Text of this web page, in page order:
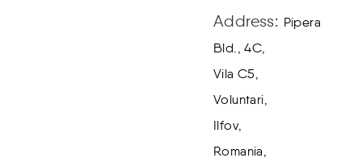
Address: Pipera
Bld., 4C,
Vila C5,
Voluntari,
Ilfov,
Romania,